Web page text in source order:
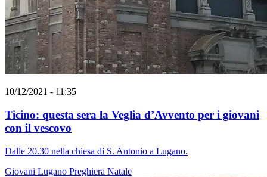
10/12/2021 - 11:35
Ticino: questa sera la Veglia d’Avvento per i giovani
con il vescovo
Dalle 20.30 nella chiesa di S. Antonio a Lugano.
Giovani Lugano Preghiera Natale